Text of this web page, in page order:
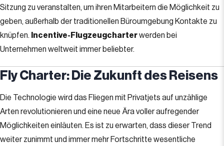
Sitzung zu veranstalten, um ihren Mitarbeitern die Möglichkeit zu
geben, außerhalb der traditionellen Büroumgebung Kontakte zu
knüpfen. Incentive-Flugzeugcharterwerden bei
Unternehmen weltweit immer beliebter.
Fly Charter: Die Zukunft des Reisens
Die Technologie wird das Fliegen mit Privatjets auf unzählige
Arten revolutionieren und eine neue Ära voller aufregender
Möglichkeiten einläuten. Es ist zu erwarten, dass dieser Trend
weiter zunimmt und immer mehr Fortschritte wesentliche